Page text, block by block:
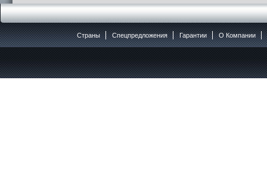
Страны Спецпредложения Гарантии O Компании